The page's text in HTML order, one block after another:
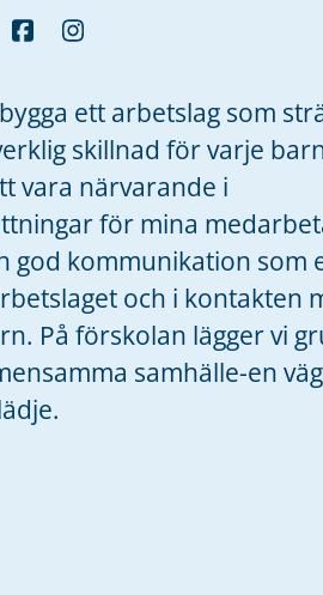
ett arbetslag som
skillnad för varje
vara närvarande i
för mina
god kommunikation som
och i kontakten
På förskolan lägger vi
samhälle-en